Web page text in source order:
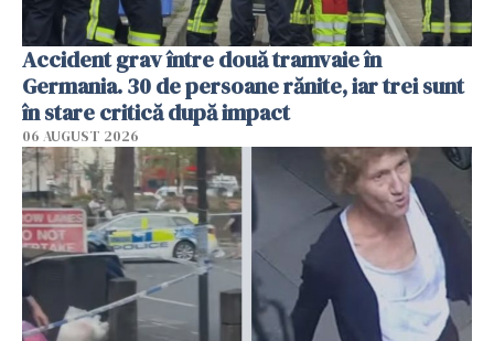
Accident grav între două tramvaie în
Germania. 30 de persoane rănite, iar trei sunt
în stare critică după impact
06 AUGUST 2026